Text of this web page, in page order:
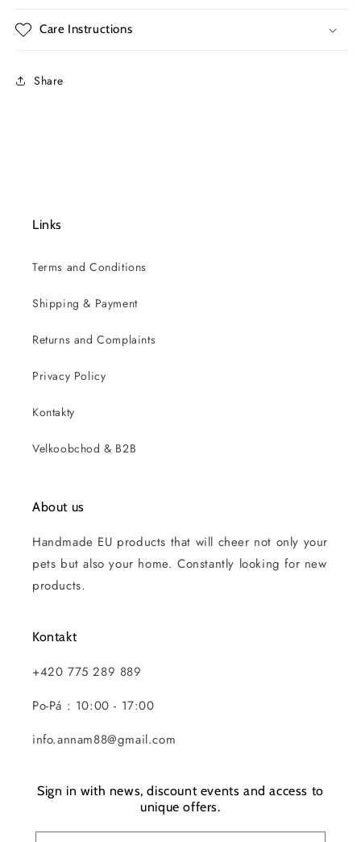
Care Instructions
Share
Links
Terms and Conditions
Shipping & Payment
Returns and Complaints
Privacy Policy
Kontakty
Velkoobchod & B2B
About us
Handmade EU products that will cheer not only your
pets but also your home. Constantly looking for new
products.
Kontakt
+420 775 289 889
Po-Pá : 10:00 - 17:00
info.annam88@gmail.com
Sign in with news, discount events and access to
unique offers.